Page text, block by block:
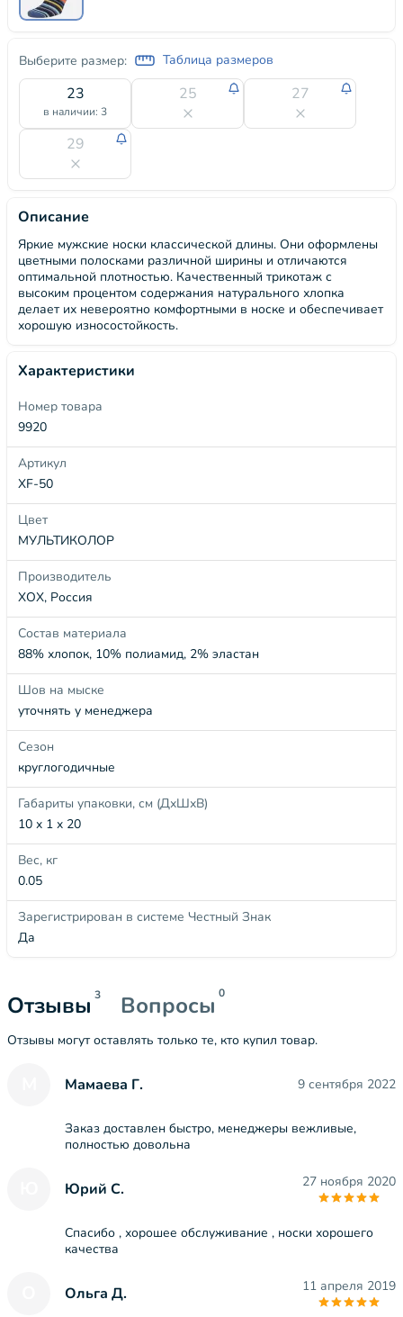
Выберите размер: Таблица размеров
23
в наличии: 3
25 27
29
Описание
Яркие мужские носки классической длины. Они оформлены
цветными полосками различной ширины и отличаются
оптимальной плотностью. Качественный трикотаж с
высоким процентом содержания натурального хлопка
делает их невероятно комфортными в носке и обеспечивает
хорошую износостойкость.
Характеристики
Номер товара
9920
Артикул
XF-50
Цвет
МУЛЬТИКОЛОР
Производитель
ХОХ, Россия
Состав материала
88% хлопок, 10% полиамид, 2% эластан
Шов на мыске
уточнять у менеджера
Сезон
круглогодичные
Габариты упаковки, см (ДхШхВ)
10 x 1 x 20
Вес, кг
0.05
Зарегистрирован в системе Честный Знак
Да
Отзывы 3 Вопросы 0
Отзывы могут оставлять только те, кто купил товар.
Мамаева Г. 9 сентября 2022
Заказ доставлен быстро, менеджеры вежливые,
полностью довольна
Юрий С. 27 ноября 2020
Спасибо , хорошее обслуживание , носки хорошего
качества
Ольга Д. 11 апреля 2019